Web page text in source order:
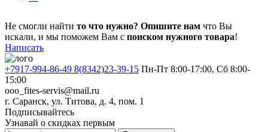
Не смогли найти то что нужно? Опишите нам что Вы
искали, и мы поможем Вам с поиском нужного товара!
Написать
+7917-994-86-49 8(8342)23-39-15 Пн-Пт 8:00-17:00, Сб 8:00-
15:00
ooo_fites-servis@mail.ru
г. Саранск, ул. Титова, д. 4, пом. 1
Подписывайтесь
Узнавай о скидках первым